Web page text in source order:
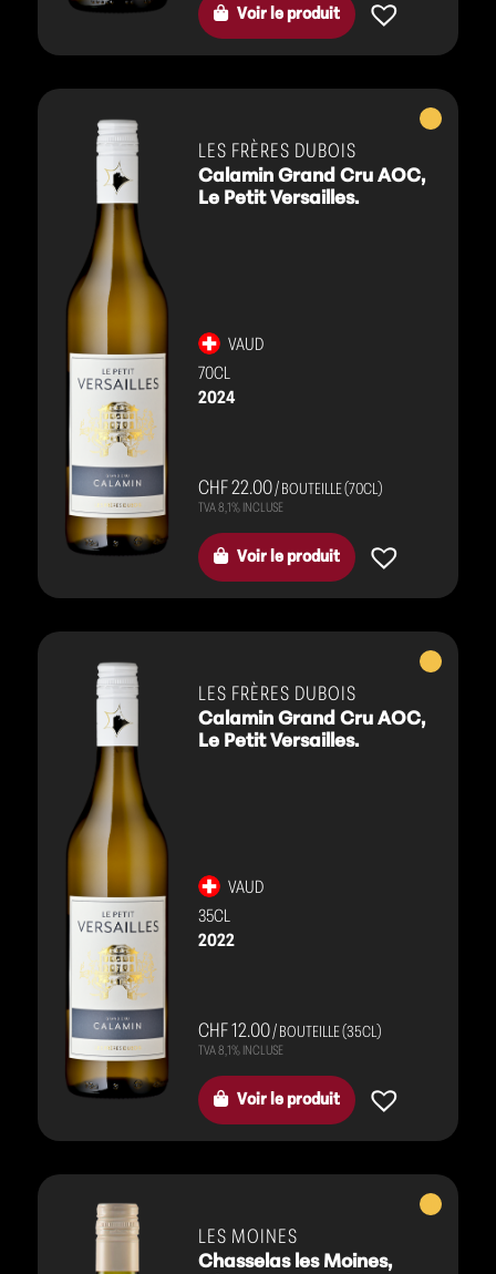
Voir le produit
Vins
LES FRÈRES DUBOIS
Calamin Grand Cru AOC,
Le Petit Versailles.
VAUD
70CL
2024
CHF 22.00/ BOUTEILLE (70CL)
Voir le produit
Vins
LES FRÈRES DUBOIS
Calamin Grand Cru AOC,
Le Petit Versailles.
VAUD
35CL
2022
CHF 12.00/ BOUTEILLE (35CL)
Voir le produit
Vins
LES MOINES
Chasselas les Moines,